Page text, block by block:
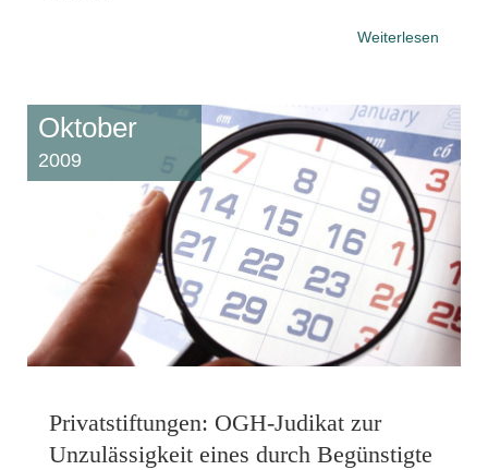
Weiterlesen
Oktober
2009
Privatstiftungen: OGH-Judikat zur
Unzulässigkeit eines durch Begünstigte